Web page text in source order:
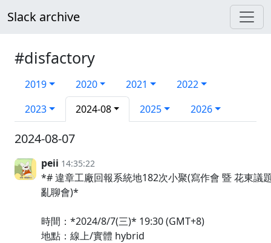
Slack archive
#disfactory
2019 2020 2021
2022
2023
2024-08 2025 2026
2024-08-07
peii 14:35:22
*# 違章工廠回報系統地182次小聚(寫作會 暨 花東議
亂聊會)*
時間：*2024/8/7(三)* 19:30 (GMT+8)
地點：線上/實體 hybrid